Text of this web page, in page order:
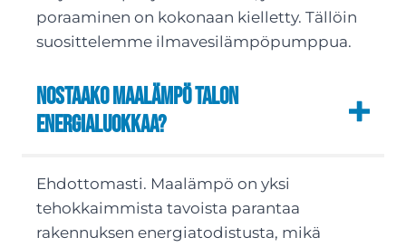
poraaminen on kokonaan kielletty. Tällöin
suosittelemme ilmavesilämpöpumppua.
Nostaako maalämpö talon
energialuokkaa?
Ehdottomasti. Maalämpö on yksi
tehokkaimmista tavoista parantaa
rakennuksen energiatodistusta, mikä